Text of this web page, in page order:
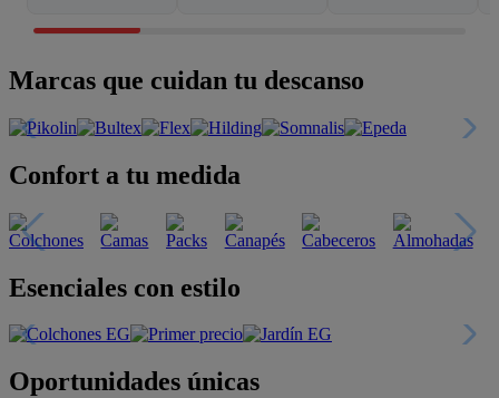
Marcas que cuidan tu descanso
Confort a tu medida
Esenciales con estilo
Oportunidades únicas